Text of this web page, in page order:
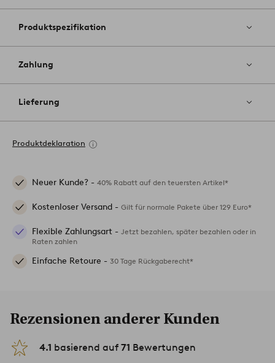
Produktspezifikation
Zahlung
Lieferung
Produktdeklaration
Neuer Kunde? - 40% Rabatt auf den teuersten Artikel*
Kostenloser Versand - Gilt für normale Pakete über 129 Euro*
Flexible Zahlungsart - Jetzt bezahlen, später bezahlen oder in
Raten zahlen
Einfache Retoure - 30 Tage Rückgaberecht*
Rezensionen anderer Kunden
4.1 basierend auf 71 Bewertungen